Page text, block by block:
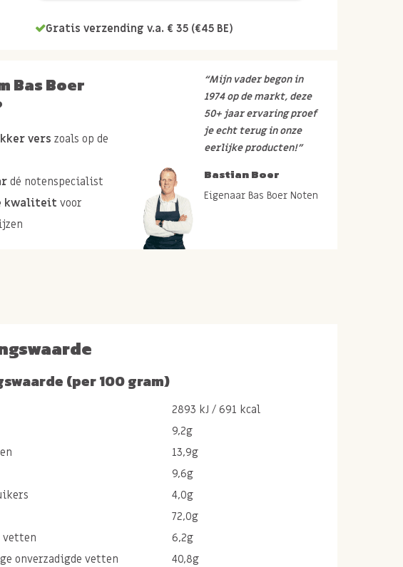
Gratis verzending v.a. € 35 (€45 BE)
Bas Boer
vers zoals op de
dé notenspecialist
kwaliteit voor
“Mijn vader begon in
1974 op de markt, deze
50+ jaar ervaring proef
je echt terug in onze
eerlijke producten!”
Bastian Boer
Eigenaar Bas Boer Noten
(per 100 gram)
2893 kJ / 691 kcal
9,2g
13,9g
9,6g
4,0g
72,0g
vetten
6,2g
onverzadigde vetten
40,8g